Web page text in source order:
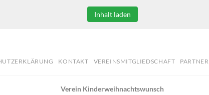
Inhalt laden
KONTAKT VEREINSMITGLIEDSCHAFT PARTNER
Verein Kinderweihnachtswunsch